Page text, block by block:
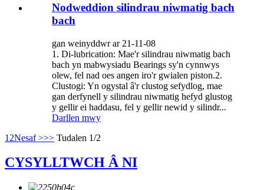
Nodweddion silindrau niwmatig bach
bach
gan weinyddwr ar 21-11-08
1. Di-lubrication: Mae'r silindrau niwmatig bach
bach yn mabwysiadu Bearings sy'n cynnwys
olew, fel nad oes angen iro'r gwialen piston.2.
Clustogi: Yn ogystal â'r clustog sefydlog, mae
gan derfynell y silindrau niwmatig hefyd glustog
y gellir ei haddasu, fel y gellir newid y silindr...
Darllen mwy
1 2Nesaf >>> Tudalen 1/2
CYSYLLTWCH Â NI